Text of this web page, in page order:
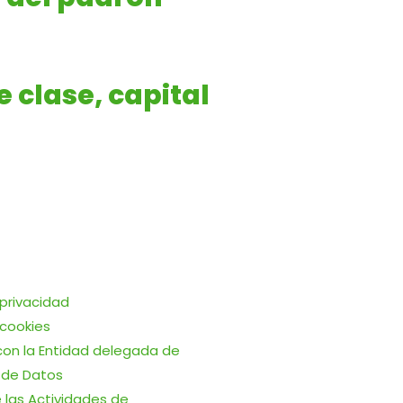
clase, capital
la Entidad delegada de
Datos
las Actividades de